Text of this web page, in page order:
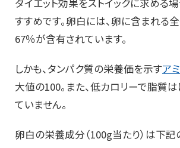
すすめです。卵白には、卵に含まれる
67％が含有されています。
しかも、タンパク質の栄養価を示すア
大値の100。また、低カロリーで脂質
ていません。
卵白の栄養成分（100g当たり）は下記